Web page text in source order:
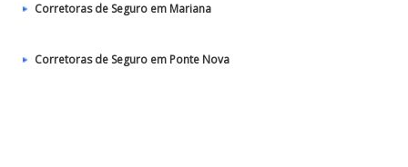
Corretoras de Seguro em Mariana
Corretoras de Seguro em Ponte Nova